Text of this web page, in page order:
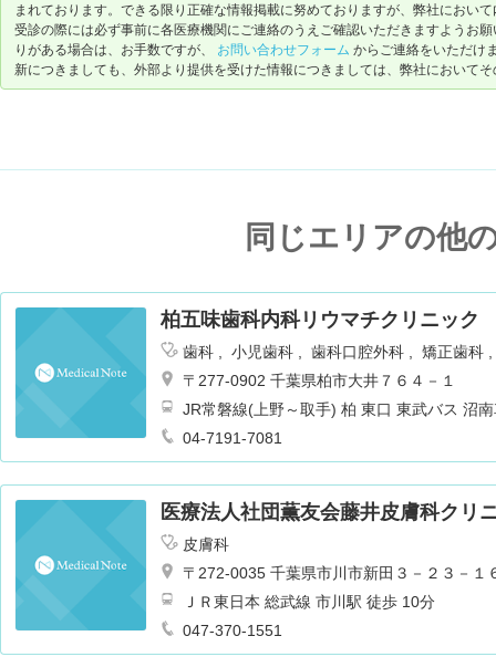
まれております。できる限り正確な情報掲載に努めておりますが、弊社におい
受診の際には必ず事前に各医療機関にご連絡のうえご確認いただきますようお
りがある場合は、お手数ですが、 お問い合わせフォーム からご連絡をいただけ
新につきましても、外部より提供を受けた情報につきましては、弊社において
同じエリアの他
柏五味歯科内科リウマチクリニック
歯科 小児歯科 歯科口腔外科
矯正歯科
〒277-0902 千葉県柏市大井７６４－１
JR常磐線(上野～取手) 柏 東口 東武バス 沼
大井下車 徒歩1分 バス15分
04-7191-7081
医療法人社団薫友会藤井皮膚科クリ
皮膚科
〒272-0035 千葉県市川市新田３－２３－１
ＪＲ東日本 総武線 市川駅 徒歩 10分
047-370-1551